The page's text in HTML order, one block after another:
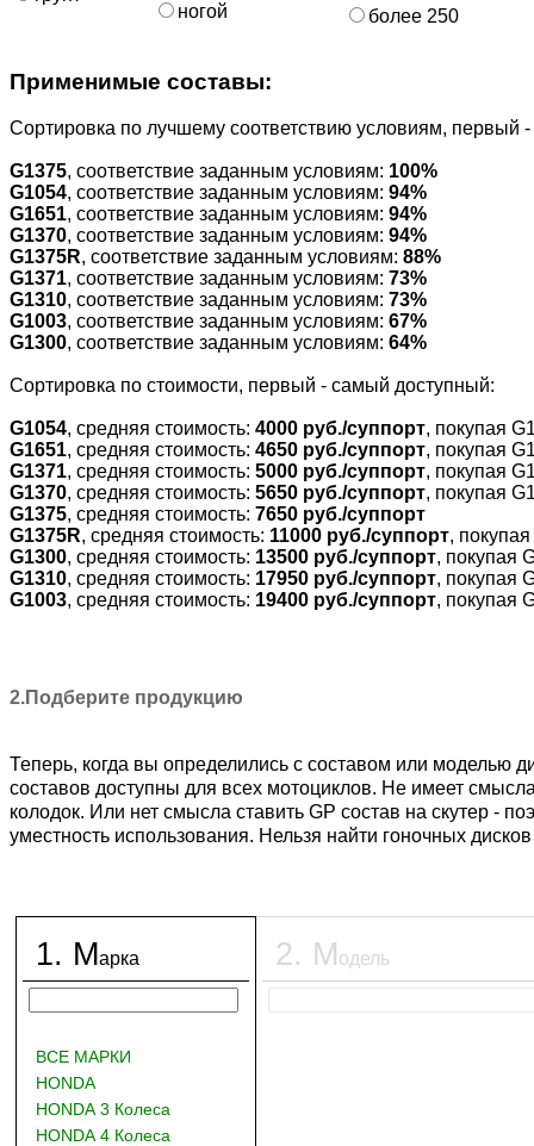
ногой
более 250
Применимые составы:
Cортировка по лучшему соответствию условиям, первый
G1375, соответствие заданным условиям: 100%
G1054, соответствие заданным условиям: 94%
G1651, соответствие заданным условиям: 94%
G1370, соответствие заданным условиям: 94%
G1375R, соответствие заданным условиям: 88%
G1371, соответствие заданным условиям: 73%
G1310, соответствие заданным условиям: 73%
G1003, соответствие заданным условиям: 67%
G1300, соответствие заданным условиям: 64%
Cортировка по стоимости, первый - самый доступный:
G1054, средняя стоимость: 4000 руб./суппорт, покупая
G1651, средняя стоимость: 4650 руб./суппорт, покупая
G1371, средняя стоимость: 5000 руб./суппорт, покупая
G1370, средняя стоимость: 5650 руб./суппорт, покупая
G1375, средняя стоимость: 7650 руб./суппорт
G1375R, средняя стоимость: 11000 руб./суппорт,
G1300, средняя стоимость: 13500 руб./суппорт, покупая
G1310, средняя стоимость: 17950 руб./суппорт, покупая
G1003, средняя стоимость: 19400 руб./суппорт, покупая
2.Подберите продукцию
Теперь, когда вы определились с составом или моделью
составов доступны для всех мотоциклов. Не имеет
колодок. Или нет смысла ставить GP состав на скутер -
уместность использования. Нельзя найти гоночных
1. Марка
ВСЕ МАРКИ
HONDA
HONDA 3 Колеса
HONDA 4 Колеса
2. Модель